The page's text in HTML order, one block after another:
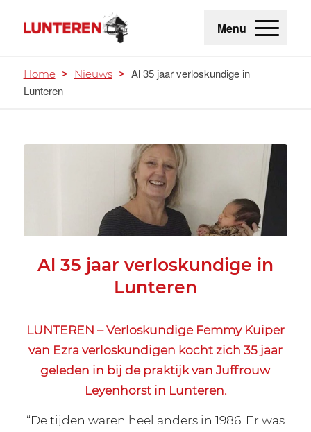
Menu
Home > Nieuws > Al 35 jaar verloskundige in
Lunteren
Al 35 jaar verloskundige in
Lunteren
LUNTEREN – Verloskundige Femmy Kuiper
van Ezra verloskundigen kocht zich 35 jaar
geleden in bij de praktijk van Juffrouw
Leyenhorst in Lunteren.
“De tijden waren heel anders in 1986. Er was